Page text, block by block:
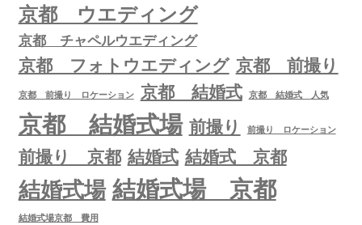
京都 ウエディング
京都 チャペルウエディング
京都 フォトウエディング 京都 前撮り
京都 前撮り ロケーション 京都 結婚式 京都 結婚式 人気
京都 結婚式場 前撮り 前撮り ロケーション
前撮り 京都 結婚式 結婚式 京都
結婚式場 結婚式場 京都
結婚式場京都 費用